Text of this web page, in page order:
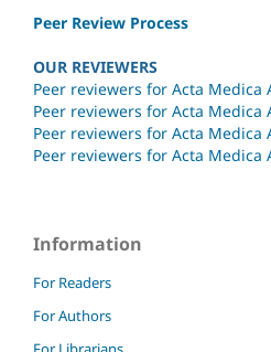
Peer Review Process
OUR REVIEWERS
Peer reviewers for Acta Medica
Peer reviewers for Acta Medica
Peer reviewers for Acta Medica
Peer reviewers for Acta Medica
Information
For Readers
For Authors